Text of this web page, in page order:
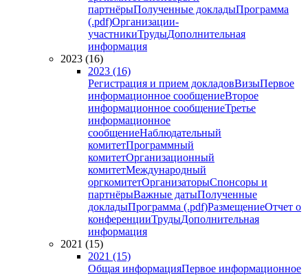
партнёрыПолученные докладыПрограмма
(.pdf)Организации-
участникиТрудыДополнительная
информация
2023 (16)
2023 (16)
Регистрация и прием докладовВизыПервое
информационное сообщениеВторое
информационное сообщениеТретье
информационное
сообщениеНаблюдательный
комитетПрограммный
комитетОрганизационный
комитетМеждународный
оргкомитетОрганизаторыСпонсоры и
партнёрыВажные датыПолученные
докладыПрограмма (.pdf)РазмещениеОтчет о
конференцииТрудыДополнительная
информация
2021 (15)
2021 (15)
Общая информацияПервое информационное